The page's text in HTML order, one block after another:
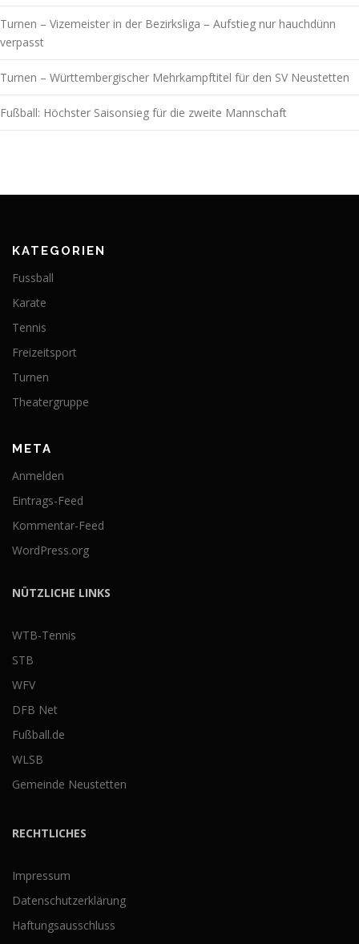
Turnen – Vizemeister in der Bezirksliga – Aufstieg nur hauchdünn
verpasst
Turnen – Württembergischer Mehrkampftitel für den SV Neustetten
Fußball: Höchster Saisonsieg für die zweite Mannschaft
KATEGORIEN
Fussball
Karate
Tennis
Freizeitsport
Turnen
Theatergruppe
META
Anmelden
Eintrags-Feed
Kommentar-Feed
WordPress.org
NÜTZLICHE LINKS
WTB-Tennis
STB
WFV
DFB Net
Fußball.de
WLSB
Gemeinde Neustetten
RECHTLICHES
Impressum
Datenschutzerklärung
Haftungsausschluss